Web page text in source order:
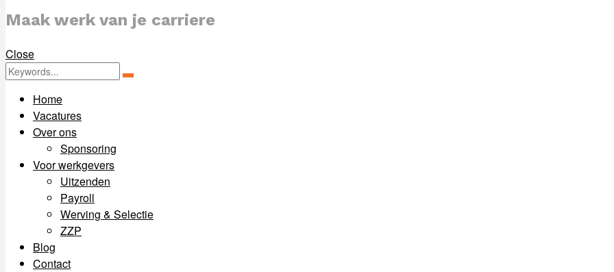
Maak werk van je carriere
Close
Zoeken
Zoeken
Home
Vacatures
Over ons
Sponsoring
Voor werkgevers
Uitzenden
Payroll
Werving & Selectie
ZZP
Blog
Contact